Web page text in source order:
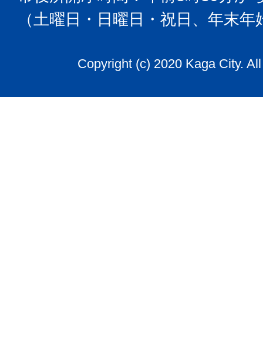
（土曜日・日曜日・祝日、年末
Copyright (c) 2020 Kaga City.